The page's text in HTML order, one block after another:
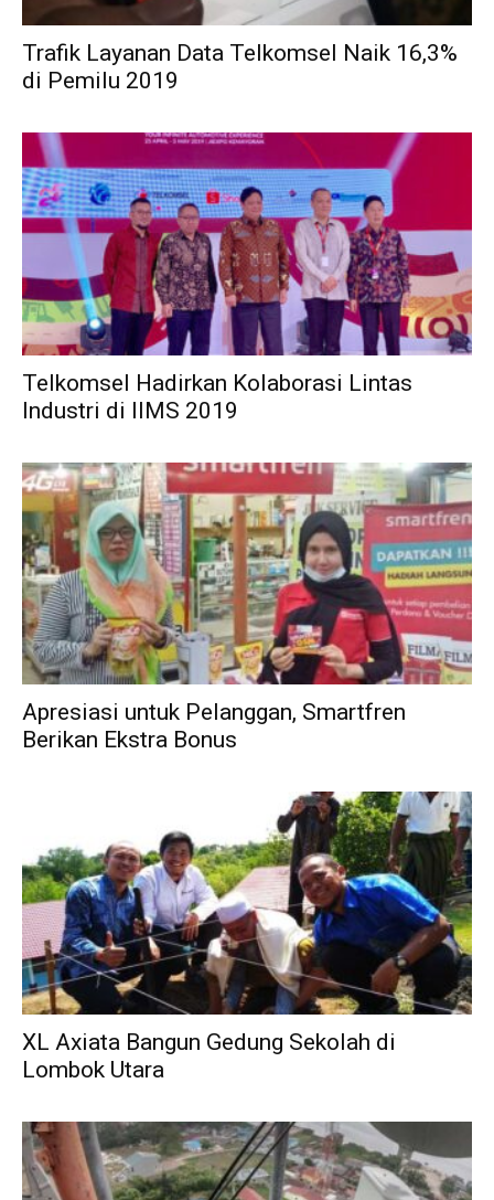
Trafik Layanan Data Telkomsel Naik 16,3%
di Pemilu 2019
Telkomsel Hadirkan Kolaborasi Lintas
Industri di IIMS 2019
Apresiasi untuk Pelanggan, Smartfren
Berikan Ekstra Bonus
XL Axiata Bangun Gedung Sekolah di
Lombok Utara